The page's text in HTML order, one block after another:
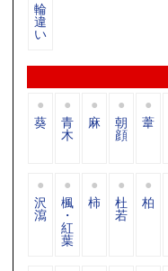
輪
違
い
葵 青
木
麻 朝
顔
葦
沢
瀉
楓
・
紅
葉
柿 杜
若
柏